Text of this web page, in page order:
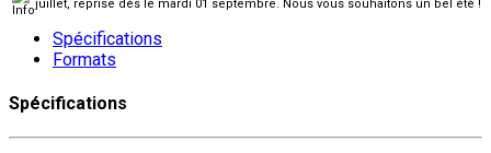
juillet, reprise dès le mardi 01 septembre. Nous vous souhaitons un bel été !
Spécifications
Formats
Spécifications